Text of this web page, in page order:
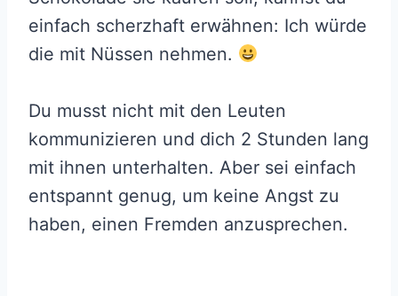
einfach scherzhaft erwähnen: Ich würde
die mit Nüssen nehmen.
Du musst nicht mit den Leuten
kommunizieren und dich 2 Stunden lang
mit ihnen unterhalten. Aber sei einfach
entspannt genug, um keine Angst zu
haben, einen Fremden anzusprechen.